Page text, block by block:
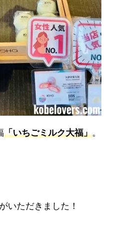
「いちごミルク大福」。
いただきました！